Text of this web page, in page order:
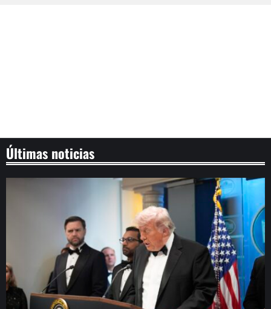
Últimas noticias